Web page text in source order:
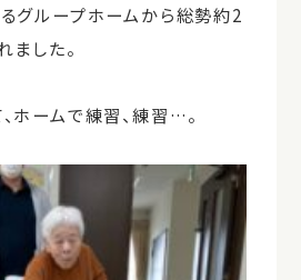
グループホームから総勢約2
した。
ホームで練習、練習…。